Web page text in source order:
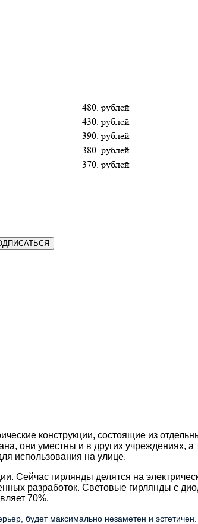
480. рублей
430. рублей
390. рублей
380. рублей
370. рублей
конструкции, состоящие из
они уместны и в других учреждениях, а
использования на улице.
Сейчас гирлянды делятся на
разработок. Световые гирлянды с
70%.
будет максимально незаметен и эстетичен.